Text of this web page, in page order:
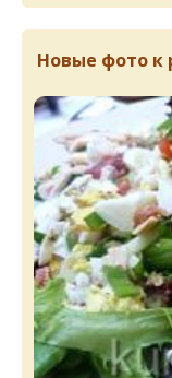
Новые фото к